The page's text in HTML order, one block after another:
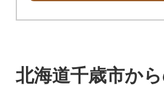
北海道千歳市か